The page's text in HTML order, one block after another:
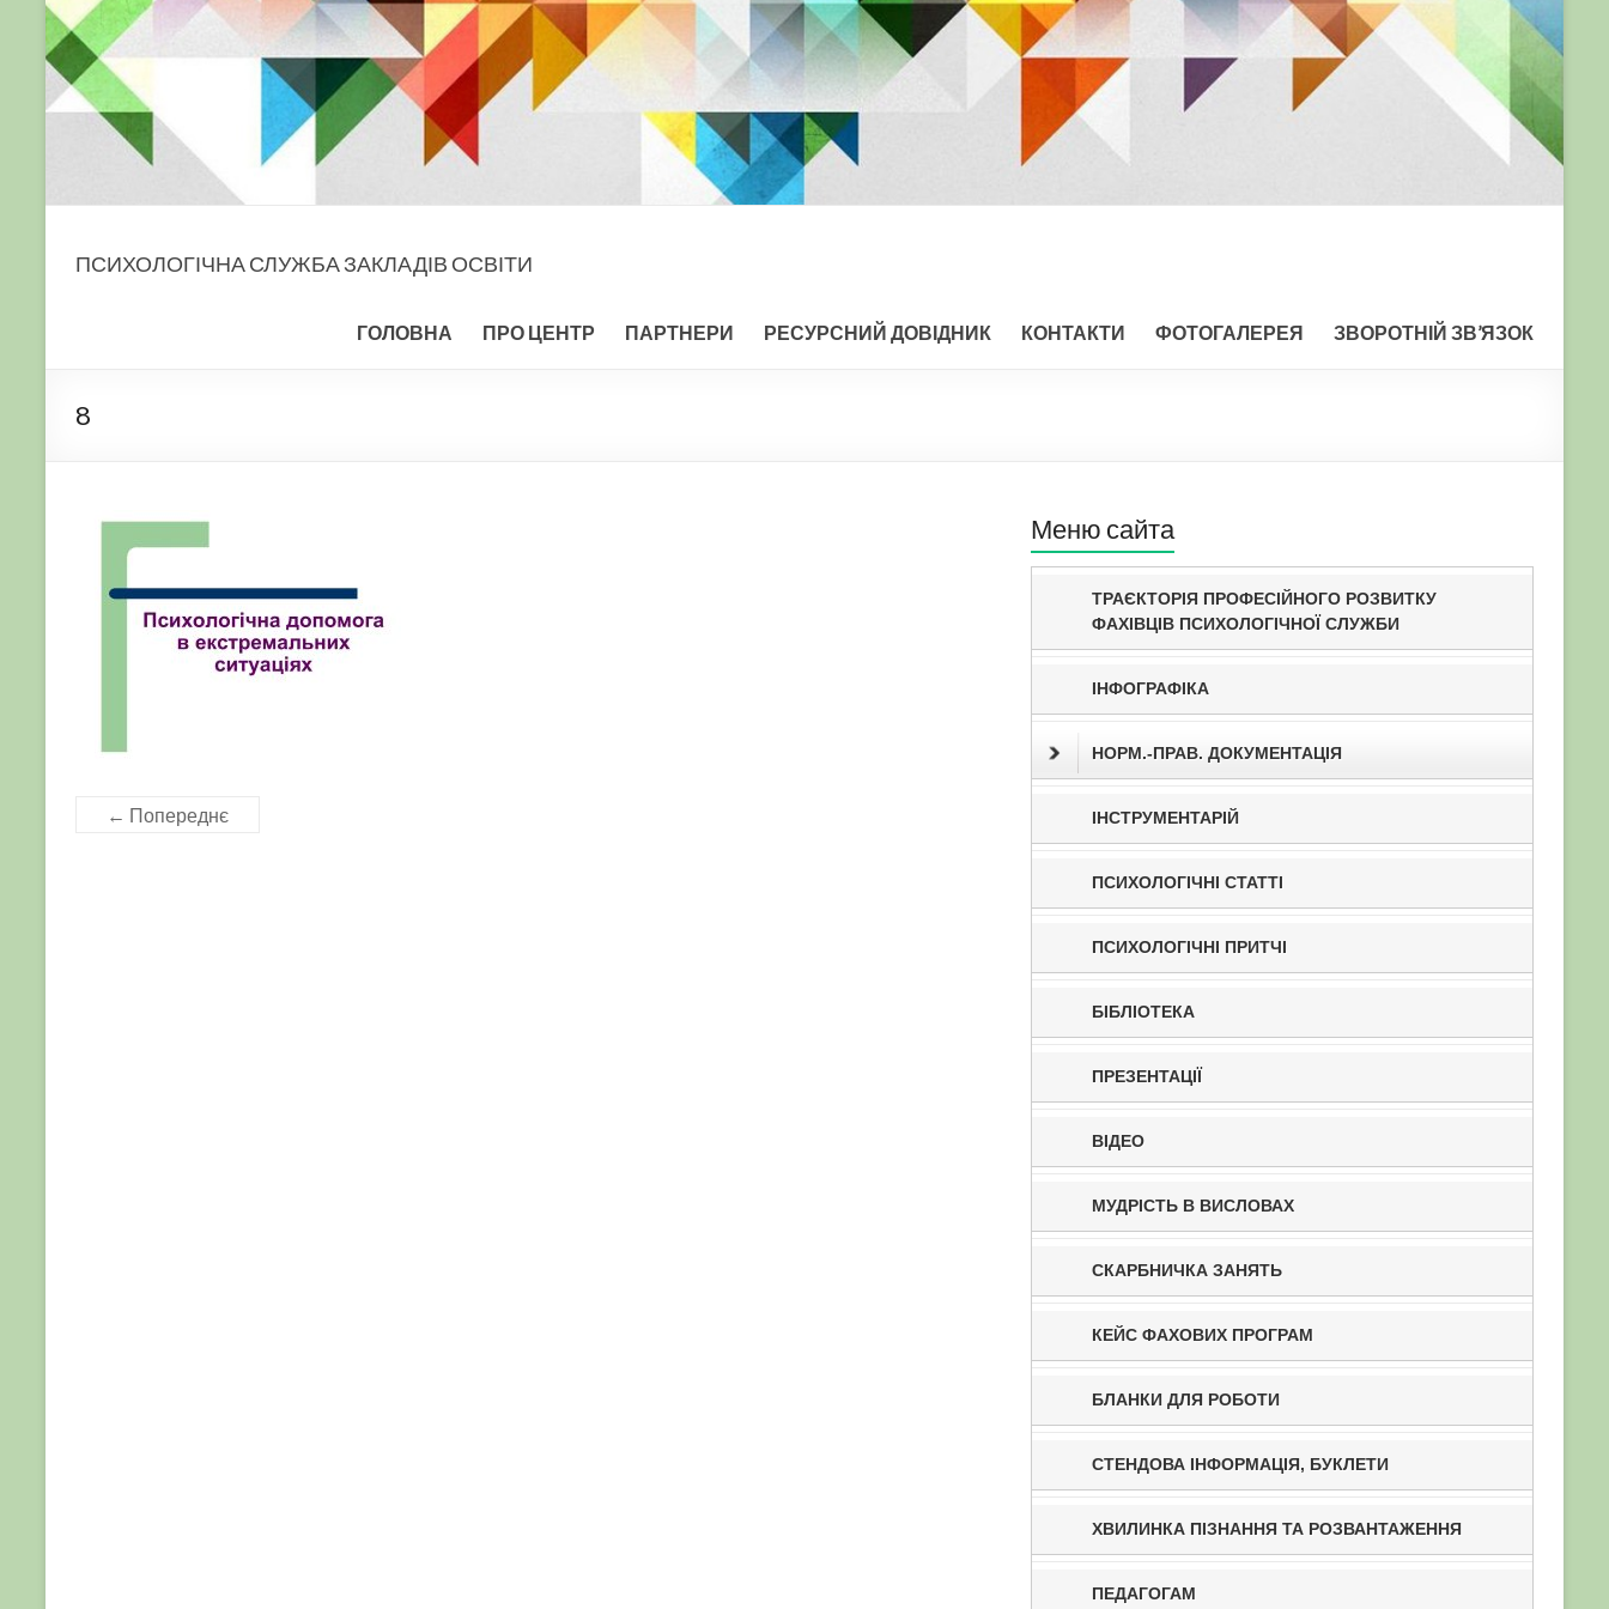
ПСИХОЛОГІЧНА СЛУЖБА ЗАКЛАДІВ ОСВІТИ
ГОЛОВНА ПРО ЦЕНТР ПАРТНЕРИ РЕСУРСНИЙ ДОВІДНИК КОНТАКТИ ФОТОГАЛЕРЕЯ ЗВОРОТНІЙ ЗВ’ЯЗОК
8
← Попереднє
Меню сайта
ТРАЄКТОРІЯ ПРОФЕСІЙНОГО РОЗВИТКУ
ФАХІВЦІВ ПСИХОЛОГІЧНОЇ СЛУЖБИ
ІНФОГРАФІКА
НОРМ.-ПРАВ. ДОКУМЕНТАЦІЯ
ІНСТРУМЕНТАРІЙ
ПСИХОЛОГІЧНІ СТАТТІ
ПСИХОЛОГІЧНІ ПРИТЧІ
БІБЛІОТЕКА
ПРЕЗЕНТАЦІЇ
ВІДЕО
МУДРІСТЬ В ВИСЛОВАХ
СКАРБНИЧКА ЗАНЯТЬ
КЕЙС ФАХОВИХ ПРОГРАМ
БЛАНКИ ДЛЯ РОБОТИ
СТЕНДОВА ІНФОРМАЦІЯ, БУКЛЕТИ
ХВИЛИНКА ПІЗНАННЯ ТА РОЗВАНТАЖЕННЯ
ПЕДАГОГАМ